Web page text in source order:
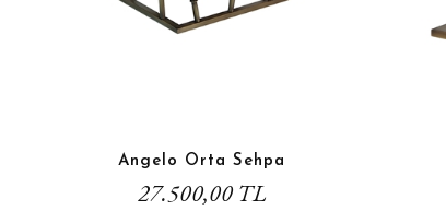
Angelo Orta Sehpa
27.500,00 TL